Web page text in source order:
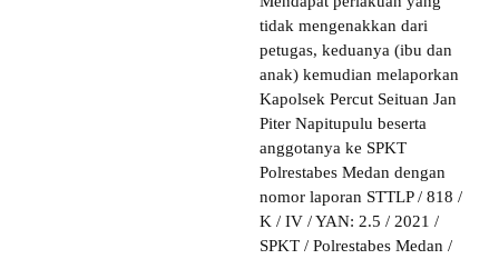
tidak mengenakkan dari
petugas, keduanya (ibu dan
anak) kemudian melaporkan
Kapolsek Percut Seituan Jan
Piter Napitupulu beserta
anggotanya ke SPKT
Polrestabes Medan dengan
nomor laporan STTLP / 818 /
K / IV / YAN: 2.5 / 2021 /
SPKT / Polrestabes Medan /